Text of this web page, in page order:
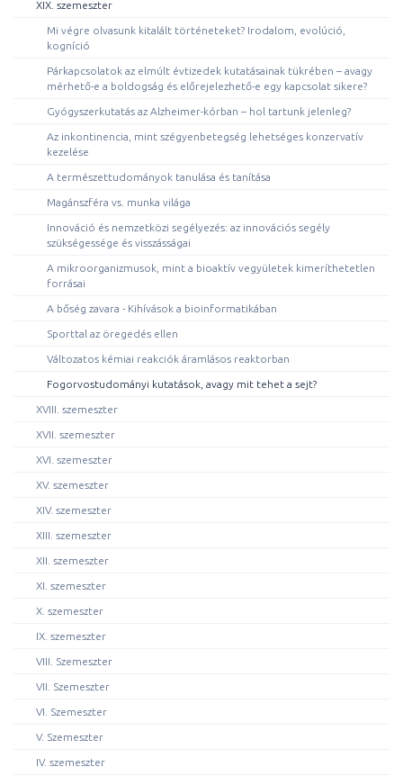
XIX. szemeszter
Mi végre olvasunk kitalált történeteket? Irodalom, evolúció,
kogníció
Párkapcsolatok az elmúlt évtizedek kutatásainak tükrében – avagy
mérhető-e a boldogság és előrejelezhető-e egy kapcsolat sikere?
Gyógyszerkutatás az Alzheimer-kórban – hol tartunk jelenleg?
Az inkontinencia, mint szégyenbetegség lehetséges konzervatív
kezelése
A természettudományok tanulása és tanítása
Magánszféra vs. munka világa
Innováció és nemzetközi segélyezés: az innovációs segély
szükségessége és visszásságai
A mikroorganizmusok, mint a bioaktív vegyületek kimeríthetetlen
forrásai
A bőség zavara - Kihívások a bioinformatikában
Sporttal az öregedés ellen
Változatos kémiai reakciók áramlásos reaktorban
Fogorvostudományi kutatások, avagy mit tehet a sejt?
XVIII. szemeszter
XVII. szemeszter
XVI. szemeszter
XV. szemeszter
XIV. szemeszter
XIII. szemeszter
XII. szemeszter
XI. szemeszter
X. szemeszter
IX. szemeszter
VIII. Szemeszter
VII. Szemeszter
VI. Szemeszter
V. Szemeszter
IV. szemeszter